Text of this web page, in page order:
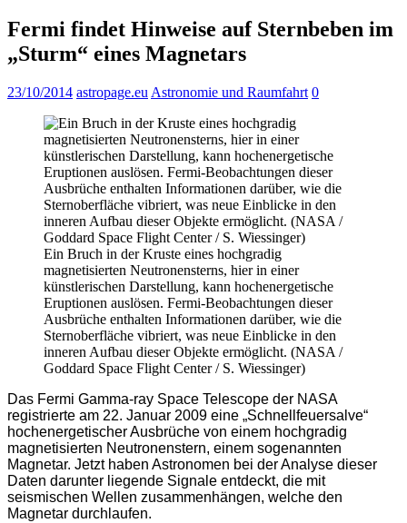
Fermi findet Hinweise auf Sternbeben im
„Sturm“ eines Magnetars
23/10/2014 astropage.eu Astronomie und Raumfahrt 0
Ein Bruch in der Kruste eines hochgradig
magnetisierten Neutronensterns, hier in einer
künstlerischen Darstellung, kann hochenergetische
Eruptionen auslösen. Fermi-Beobachtungen dieser
Ausbrüche enthalten Informationen darüber, wie die
Sternoberfläche vibriert, was neue Einblicke in den
inneren Aufbau dieser Objekte ermöglicht. (NASA /
Goddard Space Flight Center / S. Wiessinger)
Das Fermi Gamma-ray Space Telescope der NASA
registrierte am 22. Januar 2009 eine „Schnellfeuersalve“
hochenergetischer Ausbrüche von einem hochgradig
magnetisierten Neutronenstern, einem sogenannten
Magnetar. Jetzt haben Astronomen bei der Analyse dieser
Daten darunter liegende Signale entdeckt, die mit
seismischen Wellen zusammenhängen, welche den
Magnetar durchlaufen.